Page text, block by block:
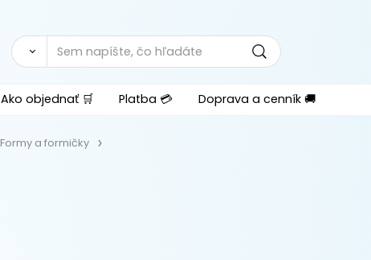
Ako objednať 🛒 Platba 💳 Doprava a cenník 🚚
Formy a formičky